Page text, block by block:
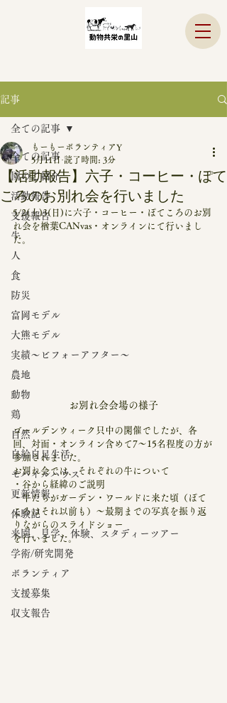
記事
全ての記事
園のご紹介
活動報告
支援報告
牛
人
食
防災
富岡モデル
大熊モデル
実績～ビフォーアフター～
農地
動物
鶏
自然
自給自足生活
モバイルハウス
更新情報
体験記
来園、見学、体験、スタディーツアー
学術/研究開発
ボランティア
支援募集
収支報告
全ての記事
【活動報告】六子・コーヒー・ぽて
ころのお別れ会を行いました
もーもーボランティアY
5月11日 読了時間: 3分
5/2(土)3(日)に六子・コーヒー・ぽてころのお別
れ会を楢葉CANvas・オンラインにて行いまし
た。
お別れ会会場の様子
ゴールデンウィーク只中の開催でしたが、各
回、対面・オンライン含めて7～15名程度の方が
参加されました。
お別れ会では、それぞれの牛について
・谷から経緯のご説明
・牛たちがガーデン・ワールドに来た頃（ぽて
ころはそれ以前も）～最期までの写真を振り返
りながらのスライドショー
を行いました。